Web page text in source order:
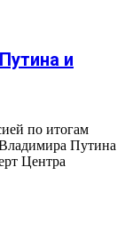
и
по итогам
Путина
Центра